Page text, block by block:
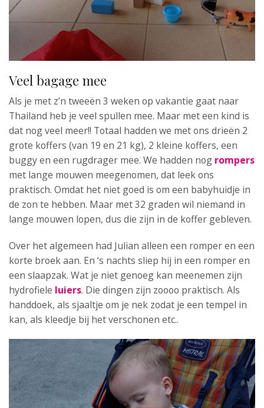
Veel bagage mee
Als je met z’n tweeën 3 weken op vakantie gaat naar
Thailand heb je veel spullen mee. Maar met een kind is
dat nog veel meer!! Totaal hadden we met ons drieën 2
grote koffers (van 19 en 21 kg), 2 kleine koffers, een
buggy en een rugdrager mee. We hadden nog rompers
met lange mouwen meegenomen, dat leek ons
praktisch. Omdat het niet goed is om een babyhuidje in
de zon te hebben. Maar met 32 graden wil niemand in
lange mouwen lopen, dus die zijn in de koffer gebleven.
Over het algemeen had Julian alleen een romper en een
korte broek aan. En ‘s nachts sliep hij in een romper en
een slaapzak. Wat je niet genoeg kan meenemen zijn
hydrofiele luiers. Die dingen zijn zoooo praktisch. Als
handdoek, als sjaaltje om je nek zodat je een tempel in
kan, als kleedje bij het verschonen etc..